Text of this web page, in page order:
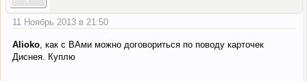
11 Ноябрь 2013 в 21:50
Alioko , как с ВАми можно договориться по поводу карточек
Диснея. Куплю